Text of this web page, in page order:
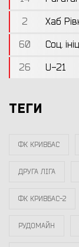
2
Хаб
60
Соц.
26
U-21
ТЕГИ
ФК КРИВБАС
ДРУГА ЛІГА
ФК КРИВБАС-2
РУДОМАЙН